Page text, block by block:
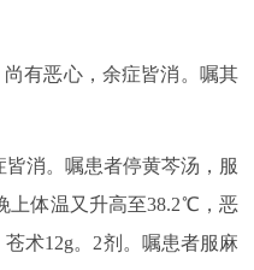
有恶心，余症皆消。嘱其
消。嘱患者停黄芩汤，服
上体温又升高至38.2℃，恶
术12g。2剂。嘱患者服麻